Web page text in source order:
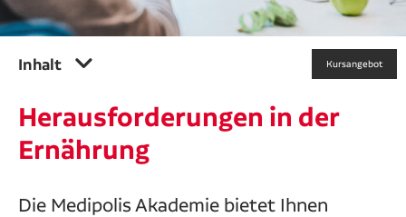
Karriere
Inhalt Kursangebot
Herausforderungen in der
Ernährung
Die Medipolis Akademie bietet Ihnen